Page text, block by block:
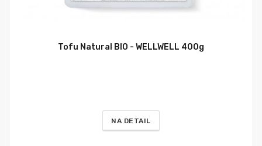
Tofu Natural BIO - WELLWELL 400g
NA DETAIL